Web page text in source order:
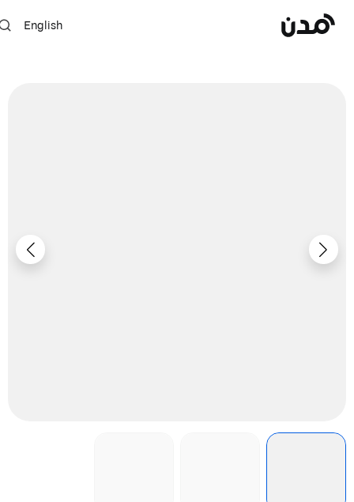
English